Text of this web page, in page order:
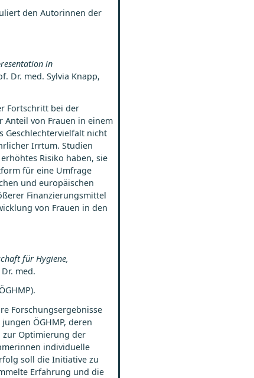
den Autorinnen der
in
Dr. med. Sylvia Knapp,
Fortschritt bei der
Anteil von Frauen in einem
Geschlechtervielfalt nicht
Irrtum. Studien
Risiko haben, sie
für eine Umfrage
und europäischen
Finanzierungsmittel
von Frauen in den
für Hygiene,
med.
Forschungsergebnisse
ÖGHMP, deren
zur Optimierung der
individuelle
soll die Initiative zu
Erfahrung und die